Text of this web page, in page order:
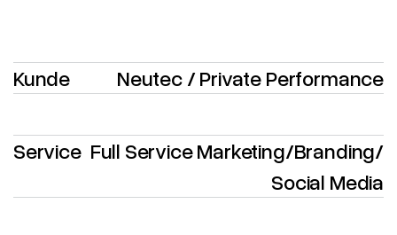
Kunde Neutec / Private Performance
Service Full Service Marketing/Branding/
Social Media